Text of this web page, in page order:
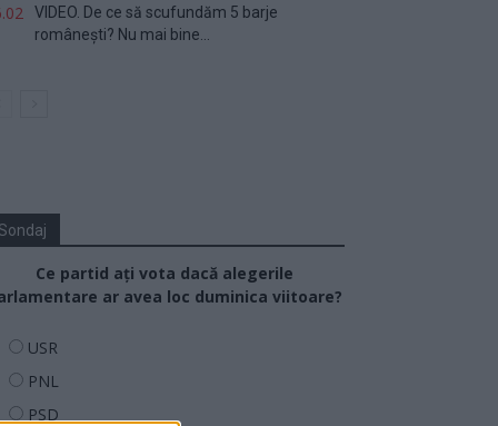
VIDEO. De ce să scufundăm 5 barje
românești? Nu mai bine...
Ce partid ați vota dacă alegerile
ar avea loc duminica viitoare?
USR
PNL
PSD